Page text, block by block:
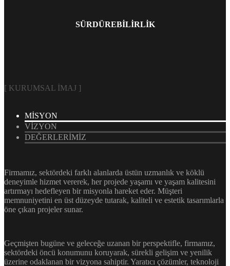
SÜRDÜREBİLİRLİK
[ KURUMSAL İMAJ ]
MİSYON
VİZYON
DEĞERLERİMİZ
Firmamız, sektördeki farklı alanlarda üstün uzmanlık ve köklü
deneyimle hizmet vererek, her projede yaşamı ve yaşam kalitesini
artırmayı hedefleyen bir misyonla hareket eder. Müşteri
memnuniyetini en üst düzeyde tutarak, kaliteli ve estetik tasarımlarla
öne çıkan projeler sunar.
Geçmişten bugüne ve geleceğe uzanan bir perspektifle, firmamız,
sektördeki öncü konumunu koruyarak, sürekli gelişim ve yenilik
üzerine odaklanan bir vizyona sahiptir. Yaratıcı çözümler, teknoloji